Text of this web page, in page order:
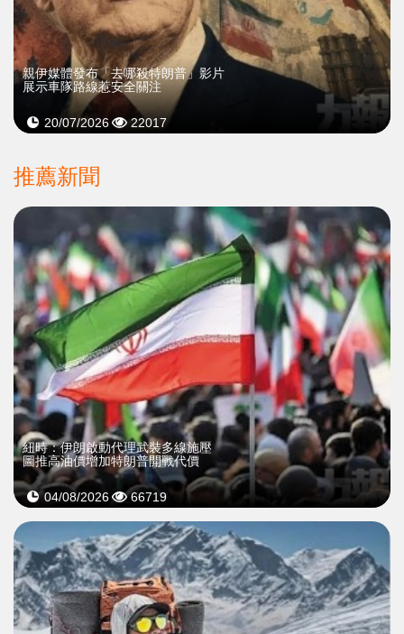
親伊媒體發布「去哪殺特朗普」影片
展示車隊路線惹安全關注
20/07/2026 22017
推薦新聞
紐時：伊朗啟動代理武裝多線施壓
圖推高油價增加特朗普開戰代價
04/08/2026 66719